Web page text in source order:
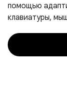
помощью
клавиатуры,